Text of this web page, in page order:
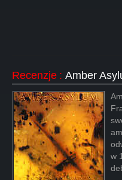
Recenzje : Amber
w